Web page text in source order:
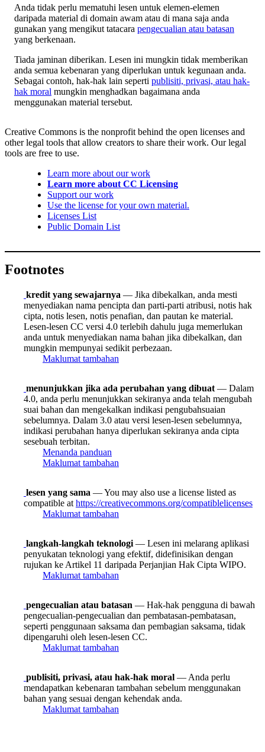
Anda tidak perlu mematuhi lesen untuk elemen-elemen
daripada material di domain awam atau di mana saja anda
gunakan yang mengikut tatacara pengecualian atau batasan
yang berkenaan.
Tiada jaminan diberikan. Lesen ini mungkin tidak memberikan
anda semua kebenaran yang diperlukan untuk kegunaan anda.
Sebagai contoh, hak-hak lain seperti publisiti, privasi, atau hak-
hak moral mungkin menghadkan bagaimana anda
menggunakan material tersebut.
Creative Commons is the nonprofit behind the open licenses and
other legal tools that allow creators to share their work. Our legal
tools are free to use.
Learn more about our work
Learn more about CC Licensing
Support our work
Use the license for your own material.
Licenses List
Public Domain List
Footnotes
kredit yang sewajarnya — Jika dibekalkan, anda mesti
menyediakan nama pencipta dan parti-parti atribusi, notis hak
cipta, notis lesen, notis penafian, dan pautan ke material.
Lesen-lesen CC versi 4.0 terlebih dahulu juga memerlukan
anda untuk menyediakan nama bahan jika dibekalkan, dan
mungkin mempunyai sedikit perbezaan.
Maklumat tambahan
menunjukkan jika ada perubahan yang dibuat — Dalam
4.0, anda perlu menunjukkan sekiranya anda telah mengubah
suai bahan dan mengekalkan indikasi pengubahsuaian
sebelumnya. Dalam 3.0 atau versi lesen-lesen sebelumnya,
indikasi perubahan hanya diperlukan sekiranya anda cipta
sesebuah terbitan.
Menanda panduan
Maklumat tambahan
lesen yang sama — You may also use a license listed as
compatible at https://creativecommons.org/compatiblelicenses
Maklumat tambahan
langkah-langkah teknologi — Lesen ini melarang aplikasi
penyukatan teknologi yang efektif, didefinisikan dengan
rujukan ke Artikel 11 daripada Perjanjian Hak Cipta WIPO.
Maklumat tambahan
pengecualian atau batasan — Hak-hak pengguna di bawah
pengecualian-pengecualian dan pembatasan-pembatasan,
seperti penggunaan saksama dan pembagian saksama, tidak
dipengaruhi oleh lesen-lesen CC.
Maklumat tambahan
publisiti, privasi, atau hak-hak moral — Anda perlu
mendapatkan kebenaran tambahan sebelum menggunakan
bahan yang sesuai dengan kehendak anda.
Maklumat tambahan